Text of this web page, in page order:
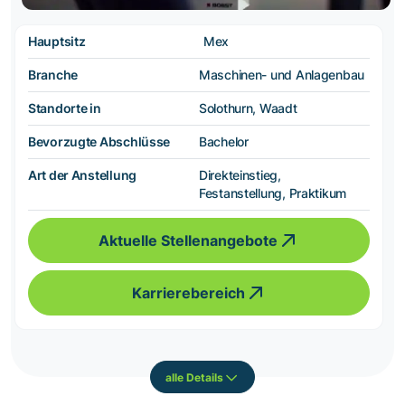
Hauptsitz Mex
Branche Maschinen- und Anlagenbau
Standorte in Solothurn, Waadt
Bevorzugte Abschlüsse Bachelor
Art der Anstellung
Direkteinstieg,
Festanstellung, Praktikum
Aktuelle Stellenangebote
Karrierebereich
alle Details